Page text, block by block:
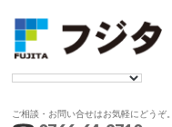
ご相談・お問い合せはお気軽にどうぞ。